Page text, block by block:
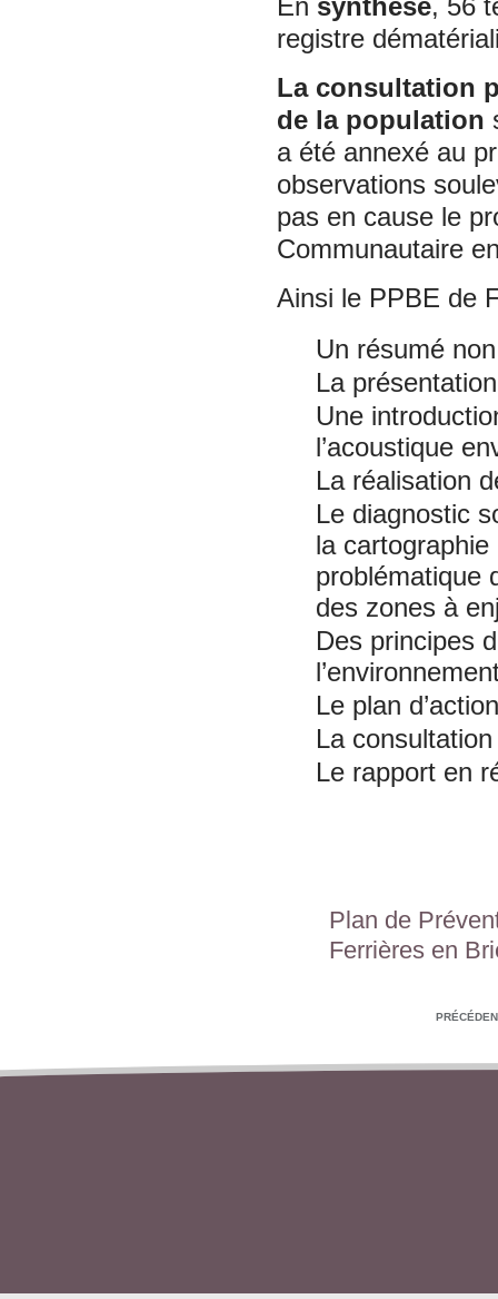
En synthèse, 56
registre
La consultation
de la population
a été annexé au
observations
pas en cause le
Ainsi le PPBE de
Un résumé
La
Une
l’acoustique
La réalisation
Le diagnostic
la
problématique
des zones à
Des principes
Le plan
La
Le rapport en
Plan de
Ferrières en